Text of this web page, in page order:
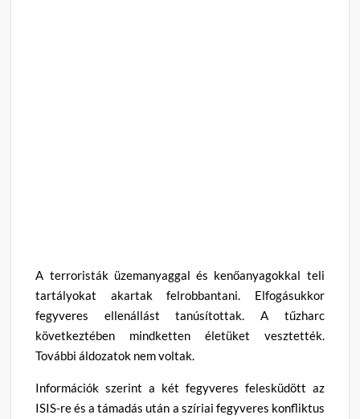
A terroristák üzemanyaggal és kenőanyagokkal teli
tartályokat akartak felrobbantani. Elfogásukkor
fegyveres ellenállást tanúsítottak. A tűzharc
következtében mindketten életüket vesztették.
További áldozatok nem voltak.
Információk szerint a két fegyveres felesküdött az
ISIS-re és a támadás után a szíriai fegyveres konfliktus